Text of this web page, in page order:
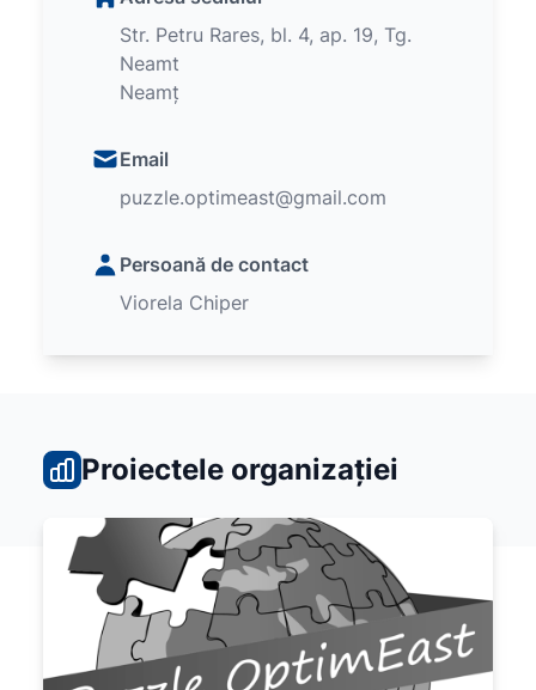
Str. Petru Rares, bl. 4, ap. 19, Tg.
Neamt
Neamț
Email
puzzle.optimeast@gmail.com
Persoană de contact
Viorela Chiper
Proiectele organizației